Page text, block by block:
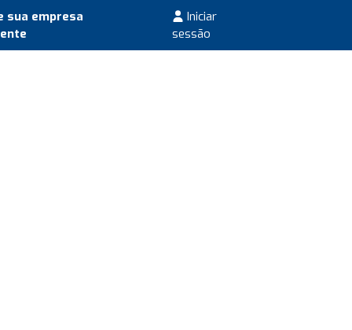
sua empresa
Iniciar
sessão